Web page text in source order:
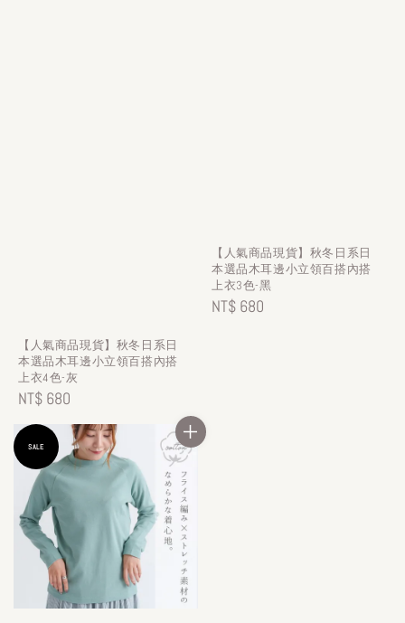
【人氣商品現貨】秋冬日系日
本選品木耳邊小立領百搭內搭
上衣4色-灰
Regular
price
NT$ 680
【人氣商品現貨】秋冬日系日
本選品木耳邊小立領百搭內搭
上衣3色-黑
Regular
NT$ 680
SALE